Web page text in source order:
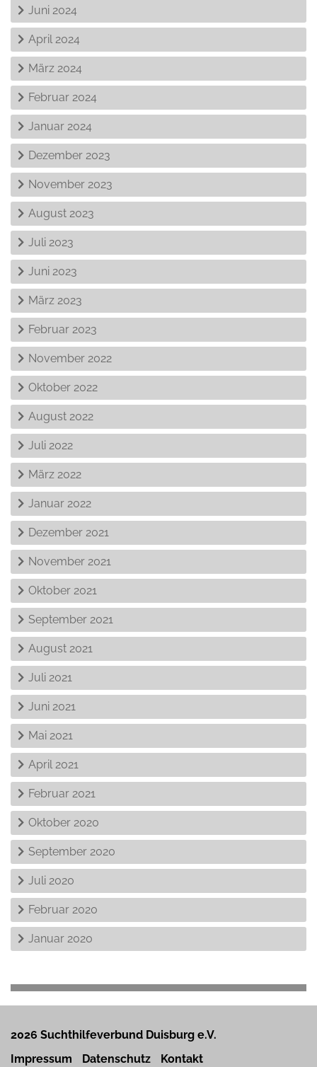
Juni 2024
April 2024
März 2024
Februar 2024
Januar 2024
Dezember 2023
November 2023
August 2023
Juli 2023
Juni 2023
März 2023
Februar 2023
November 2022
Oktober 2022
August 2022
Juli 2022
März 2022
Januar 2022
Dezember 2021
November 2021
Oktober 2021
September 2021
August 2021
Juli 2021
Juni 2021
Mai 2021
April 2021
Februar 2021
Oktober 2020
September 2020
Juli 2020
Februar 2020
Januar 2020
2026 Suchthilfeverbund Duisburg e.V.
Impressum
Datenschutz Kontakt